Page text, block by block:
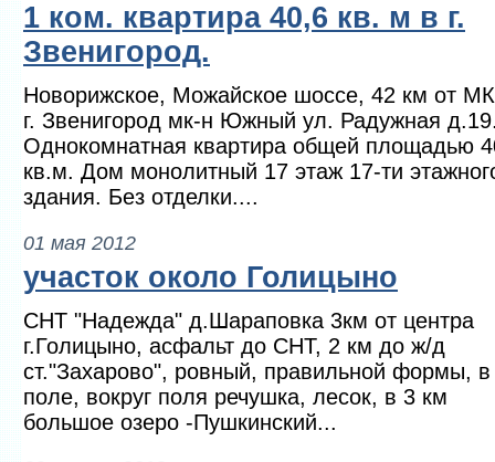
1 ком. квартира 40,6 кв. м в г.
Звенигород.
Новорижское, Можайское шоссе, 42 км от
г. Звенигород мк-н Южный ул. Радужная
Однокомнатная квартира общей площадью
кв.м. Дом монолитный 17 этаж 17-ти
здания. Без отделки....
01 мая 2012
участок около Голицыно
СНТ "Надежда" д.Шараповка 3км от центра
г.Голицыно, асфальт до СНТ, 2 км до ж/д
ст."Захарово", ровный, правильной формы, в
поле, вокруг поля речушка, лесок, в 3 км
большое озеро -Пушкинский...